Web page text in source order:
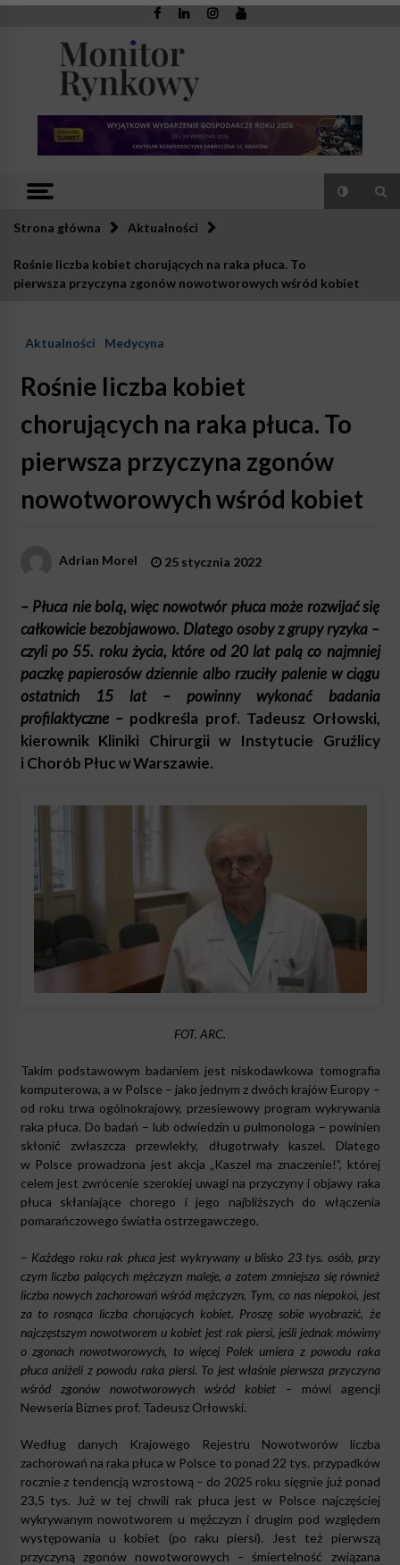
Skip
Monitor
Rynkowy
Strona główna Aktualności
Rośnie liczba kobiet chorujących na raka płuca. To
pierwsza przyczyna zgonów nowotworowych wśród kobiet
Aktualności Medycyna
Rośnie liczba kobiet
chorujących na raka płuca. To
pierwsza przyczyna zgonów
nowotworowych wśród kobiet
Adrian Morel 25 stycznia 2022
– Płuca nie bolą, więc nowotwór płuca może rozwijać się
całkowicie bezobjawowo. Dlatego osoby z grupy ryzyka –
czyli po 55. roku życia, które od 20 lat palą co najmniej
paczkę papierosów dziennie albo rzuciły palenie w ciągu
ostatnich 15 lat – powinny wykonać badania
profilaktyczne – podkreśla prof. Tadeusz Orłowski,
kierownik Kliniki Chirurgii w Instytucie Gruźlicy
i Chorób Płuc w Warszawie.
FOT. ARC.
Takim podstawowym badaniem jest niskodawkowa tomografia
komputerowa, a w Polsce – jako jednym z dwóch krajów Europy –
od roku trwa ogólnokrajowy, przesiewowy program wykrywania
raka płuca. Do badań – lub odwiedzin u pulmonologa – powinien
skłonić zwłaszcza przewlekły, długotrwały kaszel. Dlatego
w Polsce prowadzona jest akcja „Kaszel ma znaczenie!”, której
celem jest zwrócenie szerokiej uwagi na przyczyny i objawy raka
płuca skłaniające chorego i jego najbliższych do włączenia
pomarańczowego światła ostrzegawczego.
– Każdego roku rak płuca jest wykrywany u blisko 23 tys. osób, przy
czym liczba palących mężczyzn maleje, a zatem zmniejsza się również
liczba nowych zachorowań wśród mężczyzn. Tym, co nas niepokoi, jest
za to rosnąca liczba chorujących kobiet. Proszę sobie wyobrazić, że
najczęstszym nowotworem u kobiet jest rak piersi, jeśli jednak mówimy
o zgonach nowotworowych, to więcej Polek umiera z powodu raka
płuca aniżeli z powodu raka piersi. To jest właśnie pierwsza przyczyna
wśród zgonów nowotworowych wśród kobiet – mówi agencji
Newseria Biznes prof. Tadeusz Orłowski.
Według danych Krajowego Rejestru Nowotworów liczba
zachorowań na raka płuca w Polsce to ponad 22 tys. przypadków
rocznie z tendencją wzrostową – do 2025 roku sięgnie już ponad
23,5 tys. Już w tej chwili rak płuca jest w Polsce najczęściej
wykrywanym nowotworem u mężczyzn i drugim pod względem
występowania u kobiet (po raku piersi). Jest też pierwszą
przyczyną zgonów nowotworowych – śmiertelność związana